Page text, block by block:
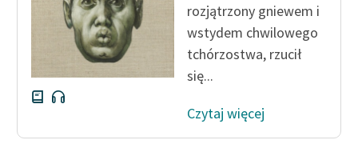
rozjątrzony gniewem i
wstydem chwilowego
tchórzostwa, rzucił
się...
Czytaj więcej